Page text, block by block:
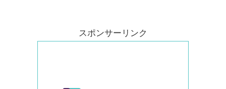
スポンサーリンク